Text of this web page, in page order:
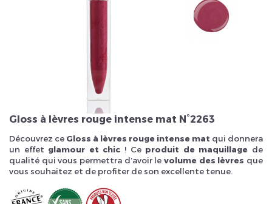
Veuillez réinitialiser votre mot de passe
Gloss à lèvres rouge intense mat N°2263
Découvrez ce Gloss à lèvres rouge intense mat qui donnera
un effet glamour et chic ! Ce produit de maquillage de
qualité qui vous permettra d’avoir le volume des lèvres que
vous souhaitez et de profiter de son excellente tenue.